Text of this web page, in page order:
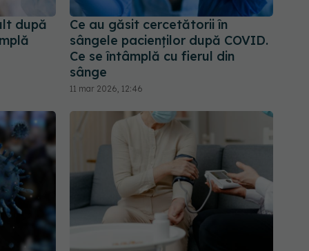
după
Ce au găsit cercetătorii în
sângele pacienților după COVID.
Ce se întâmplă cu fierul din
sânge
11 mar 2026, 12:46